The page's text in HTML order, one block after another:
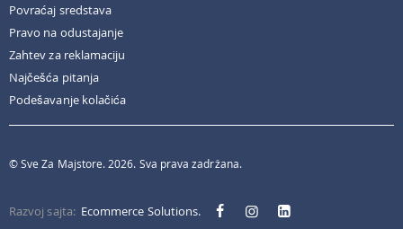
Povraćaj sredstava
Pravo na odustajanje
Zahtev za reklamaciju
Najčešća pitanja
Podešavanje kolačića
Razvoj sajta: Ecommerce Solutions.
© Sve Za Majstore. 2026. Sva prava zadržana.